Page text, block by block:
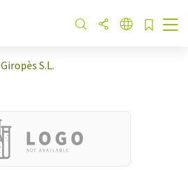
Giropès S.L.